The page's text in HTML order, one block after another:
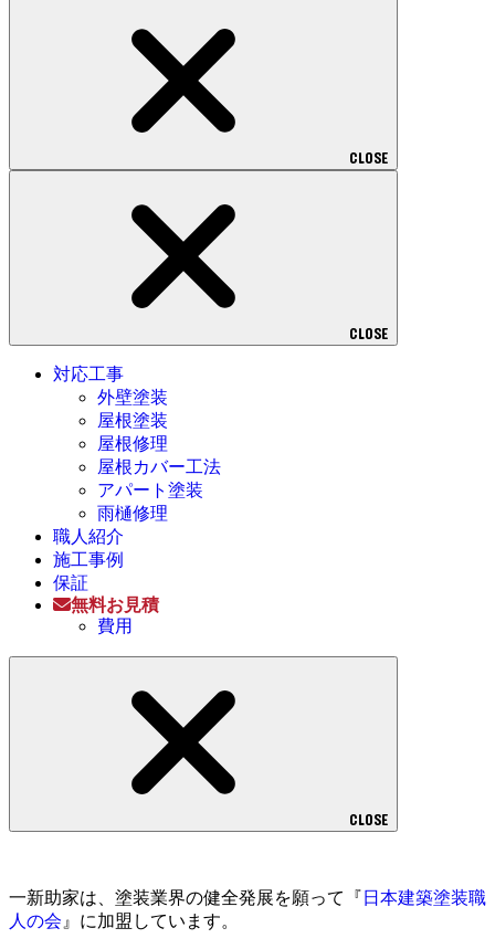
CLOSE
CLOSE
対応工事
外壁塗装
屋根塗装
屋根修理
屋根カバー工法
アパート塗装
雨樋修理
職人紹介
施工事例
保証
無料お見積
費用
CLOSE
一新助家は、塗装業界の健全発展を願って『 日本建築塗装職
人の会 』に加盟しています。